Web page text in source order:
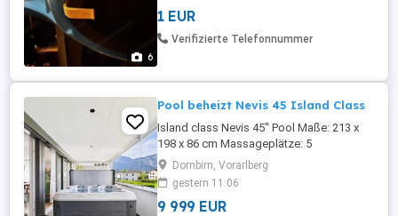
6
1 EUR
Verifizierte Telefonnummer
Pool beheizt Nevis 45 Island Class
Island class Nevis 45" Pool Maße: 213 x
198 x 86 cm Massageplätze: 5
Wannenfarbe: White Pearl Verkleidung:
grau Abdeckung: Standard schwarz
Massagedüsen: 45 Water Power
Edelstahldüsen Wasserspiele: Tranquility
Dornbirn, Vorarlberg
gestern 11:06
9 999 EUR